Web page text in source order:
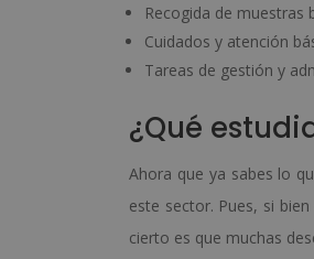
Recogida de muestras
Cuidados y atención
Tareas de gestión y
¿Qué
Ahora que ya sabes lo
este sector. Pues, si
cierto es que muchas